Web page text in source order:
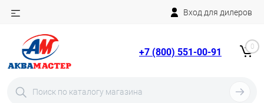
Вход для дилеров
+7 (800) 551-00-91 0